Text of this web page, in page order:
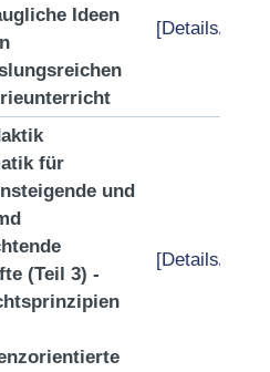
Ideen
[Details/
für
und
(Teil 3) -
[Details/